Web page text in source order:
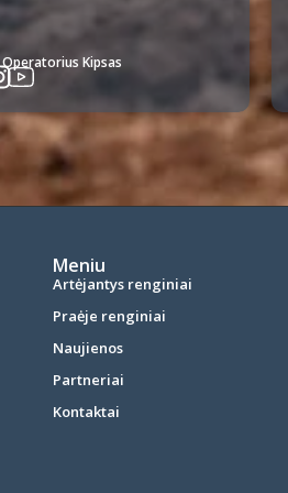
Operatorius Kipsas
Meniu
Artėjantys renginiai
Praėje renginiai
Naujienos
Partneriai
Kontaktai